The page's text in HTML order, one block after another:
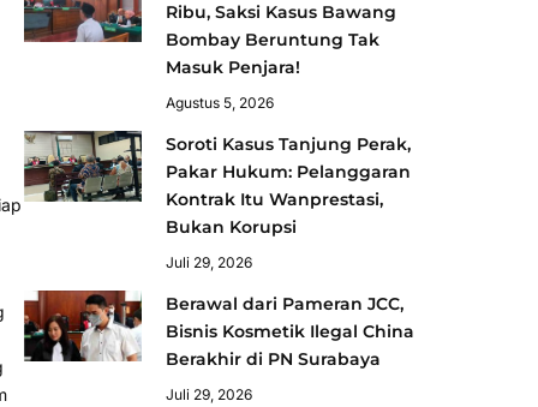
Ribu, Saksi Kasus Bawang
Bombay Beruntung Tak
Masuk Penjara!
Agustus 5, 2026
Soroti Kasus Tanjung Perak,
Pakar Hukum: Pelanggaran
Kontrak Itu Wanprestasi,
Bukan Korupsi
Juli 29, 2026
Berawal dari Pameran JCC,
Bisnis Kosmetik Ilegal China
Berakhir di PN Surabaya
Juli 29, 2026